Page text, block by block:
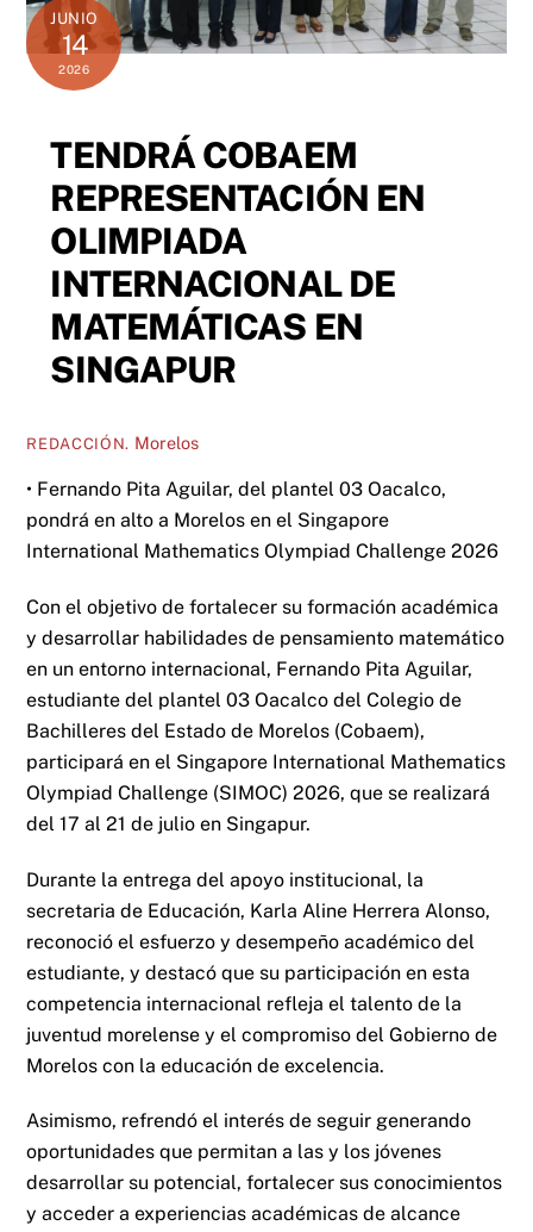
JUNIO
14
2026
TENDRÁ COBAEM
REPRESENTACIÓN EN
OLIMPIADA
INTERNACIONAL DE
MATEMÁTICAS EN
SINGAPUR
REDACCIÓN. Morelos
• Fernando Pita Aguilar, del plantel 03 Oacalco,
pondrá en alto a Morelos en el Singapore
International Mathematics Olympiad Challenge 2026
Con el objetivo de fortalecer su formación académica
y desarrollar habilidades de pensamiento matemático
en un entorno internacional, Fernando Pita Aguilar,
estudiante del plantel 03 Oacalco del Colegio de
Bachilleres del Estado de Morelos (Cobaem),
participará en el Singapore International Mathematics
Olympiad Challenge (SIMOC) 2026, que se realizará
del 17 al 21 de julio en Singapur.
Durante la entrega del apoyo institucional, la
secretaria de Educación, Karla Aline Herrera Alonso,
reconoció el esfuerzo y desempeño académico del
estudiante, y destacó que su participación en esta
competencia internacional refleja el talento de la
juventud morelense y el compromiso del Gobierno de
Morelos con la educación de excelencia.
Asimismo, refrendó el interés de seguir generando
oportunidades que permitan a las y los jóvenes
desarrollar su potencial, fortalecer sus conocimientos
y acceder a experiencias académicas de alcance